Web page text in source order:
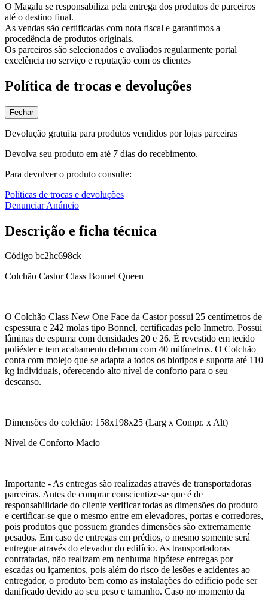
O Magalu se responsabiliza pela entrega dos produtos de parceiros
até o destino final.
As vendas são certificadas com nota fiscal e garantimos a
procedência de produtos originais.
Os parceiros são selecionados e avaliados regularmente portal
excelência no serviço e reputação com os clientes
Política de trocas e devoluções
Fechar
Devolução gratuita para produtos vendidos por lojas parceiras
Devolva seu produto em até 7 dias do recebimento.
Para devolver o produto consulte:
Políticas de trocas e devoluções
Denunciar Anúncio
Descrição e ficha técnica
Código bc2hc698ck
Colchão Castor Class Bonnel Queen
O Colchão Class New One Face da Castor possui 25 centímetros de
espessura e 242 molas tipo Bonnel, certificadas pelo Inmetro. Possui
lâminas de espuma com densidades 20 e 26. É revestido em tecido
poliéster e tem acabamento debrum com 40 milímetros. O Colchão
conta com molejo que se adapta a todos os biotipos e suporta até 110
kg individuais, oferecendo alto nível de conforto para o seu
descanso.
Dimensões do colchão: 158x198x25 (Larg x Compr. x Alt)
Nível de Conforto Macio
Importante - As entregas são realizadas através de transportadoras
parceiras. Antes de comprar conscientize-se que é de
responsabilidade do cliente verificar todas as dimensões do produto
e certificar-se que o mesmo entre em elevadores, portas e corredores,
pois produtos que possuem grandes dimensões são extremamente
pesados. Em caso de entregas em prédios, o mesmo somente será
entregue através do elevador do edifício. As transportadoras
contratadas, não realizam em nenhuma hipótese entregas por
escadas ou içamentos, pois além do risco de lesões e acidentes ao
entregador, o produto bem como as instalações do edifício pode ser
danificado devido ao seu peso e tamanho. Caso no momento da